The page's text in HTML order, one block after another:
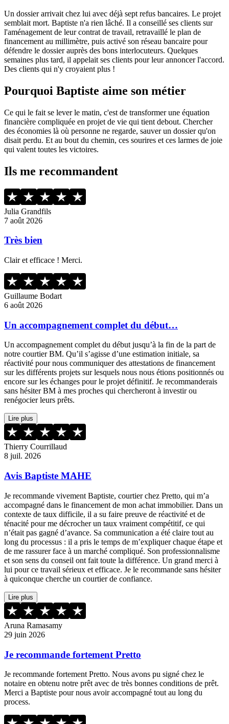
Un dossier arrivait chez lui avec déjà sept refus bancaires. Le projet
semblait mort. Baptiste n'a rien lâché. Il a conseillé ses clients sur
l'aménagement de leur contrat de travail, retravaillé le plan de
financement au millimètre, puis activé son réseau bancaire pour
défendre le dossier auprès des bons interlocuteurs. Quelques
semaines plus tard, il appelait ses clients pour leur annoncer l'accord.
Des clients qui n'y croyaient plus !
Pourquoi Baptiste aime son métier
Ce qui le fait se lever le matin, c'est de transformer une équation
financière compliquée en projet de vie qui tient debout. Chercher
des économies là où personne ne regarde, sauver un dossier qu'on
disait perdu. Et au bout du chemin, ces sourires et ces larmes de joie
qui valent toutes les victoires.
Ils me recommandent
Julia Grandfils
7 août 2026
Très bien
Clair et efficace ! Merci.
Guillaume Bodart
6 août 2026
Un accompagnement complet du début…
Un accompagnement complet du début jusqu’à la fin de la part de
notre courtier BM. Qu’il s’agisse d’une estimation initiale, sa
réactivité pour nous communiquer des attestations de financement
sur les différents projets sur lesquels nous nous étions positionnés ou
encore sur les échanges pour le projet définitif. Je recommanderais
sans hésiter BM à mes proches qui chercheront à investir ou
renégocier leurs prêts.
Lire plus
Thierry Courrillaud
8 juil. 2026
Avis Baptiste MAHE
Je recommande vivement Baptiste, courtier chez Pretto, qui m’a
accompagné dans le financement de mon achat immobilier. Dans un
contexte de taux difficile, il a su faire preuve de réactivité et de
ténacité pour me décrocher un taux vraiment compétitif, ce qui
n’était pas gagné d’avance. Sa communication a été claire tout au
long du processus : il a pris le temps de m’expliquer chaque étape et
de me rassurer face à un marché compliqué. Son professionnalisme
et son sens du conseil ont fait toute la différence. Un grand merci à
lui pour ce travail sérieux et efficace. Je le recommande sans hésiter
à quiconque cherche un courtier de confiance.
Lire plus
Aruna Ramasamy
29 juin 2026
Je recommande fortement Pretto
Je recommande fortement Pretto. Nous avons pu signé chez le
notaire en obtenu notre prêt avec de très bonnes conditions de prêt.
Merci a Baptiste pour nous avoir accompagné tout au long du
process.